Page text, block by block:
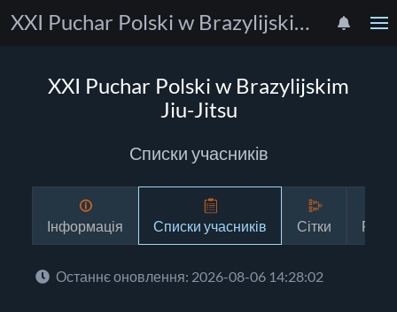
XXI Puchar Polski w Brazylijskim Jiu-Jitsu
XXI Puchar Polski w Brazylijskim
Jiu-Jitsu
Списки учасників
Інформація Списки учасників Сітки
Останнє оновлення: 2026-08-06 14:28:02